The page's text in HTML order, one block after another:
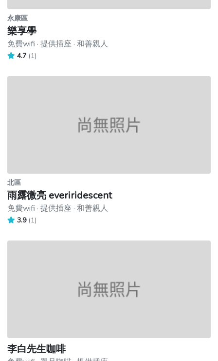
永康區
樂享學
免費wifi · 提供插座 · 和善親人
4.7 (1)
北區
雨露微亮 everiridescent
免費wifi · 提供插座 · 和善親人
3.9 (1)
李白先生咖啡